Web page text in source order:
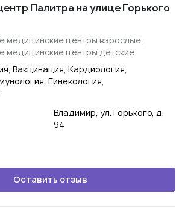
Палитра на улице Горького
медицинские центры взрослые,
медицинские центры детские
Вакцинация, Кардиология,
Гинекология,
Владимир, ул. Горького, д.
94
Оставить отзыв